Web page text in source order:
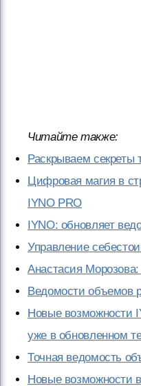
Читайте также:
Раскрываем секреты
Цифровая магия в
IYNO PRO
IYNO: обновляет
Управление
Анастасия
Ведомости объемов
Новые возможности
уже в обновленном
Точная ведомость
Новые возможности